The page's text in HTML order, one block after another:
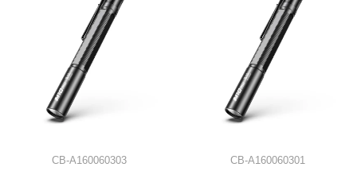
CB-A160060303 CB-A160060301